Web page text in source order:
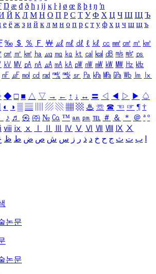
Ŋ æ đ ð ħ ı ĳ ĸ ŀ ł ø œ ß þ ŧ ŋ ŉ
Й К Л М Н О П Р С Т У Ф Х Ц Ч Ш Щ Ъ
е ё ж з и й к л м н о п р с т у ф х ц ч ш щ ъ
‰ ＄ ％ Ｆ ￦ ㎕ ㎖ ㎗ ℓ ㎘ ㏄ ㎣ ㎤ ㎥ ㎦
㎠ ㎡ ㎢ ㏊ ㎍ ㎎ ㎏ ㏏ ㎈ ㎉ ㏈ ㎧ ㎨ ㎰
㎸ ㎹ ㎀ ㎁ ㎂ ㎃ ㎄ ㎺ ㎻ ㎽ ㎾ ㎿ ㎐ ㎑
㎋ ㎌ ㏖ ㏅ ㎭ ㎮ ㎯ ㏛ ㎩ ㎪ ㎫ ㎬ ㏝ ㏐
㏓
◆ □ ■ △ ▽ → ← ↑ ↓ ↔ 〓 ◁ ◀ ▷ ▶ ♤
◐ ◑ ▒ ▤ ▨ ▧ ▦ ▩ ♨ ☏ ☎ ☜ ☞ ¶ †
♪ ♬ ㉿ ㈜ № ㏇ ™ ㏂ ㏘ ℡ ＃ ＆ ＊ ＠ ª º
ⅷ ⅸ ⅹ Ⅳ Ⅴ Ⅵ Ⅶ Ⅷ Ⅸ Ⅹ
ب ت ث ج ح خ د ذ ر ز س ش ص ض ط ظ
논문
논문